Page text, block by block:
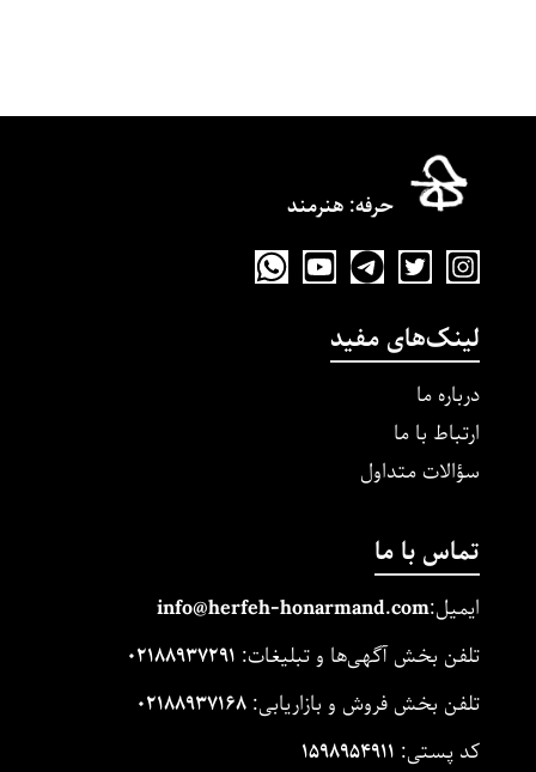
حرفه‌: هنرمند
لینک‌های مفید
درباره ما
ارتباط با ما
سؤالات متداول
تماس با ما
ایمیل: info@herfeh-honarmand.com
تلفن بخش آگهی‌ها و تبلیغات:
تلفن بخش فروش و بازاریابی:
کد پستی: